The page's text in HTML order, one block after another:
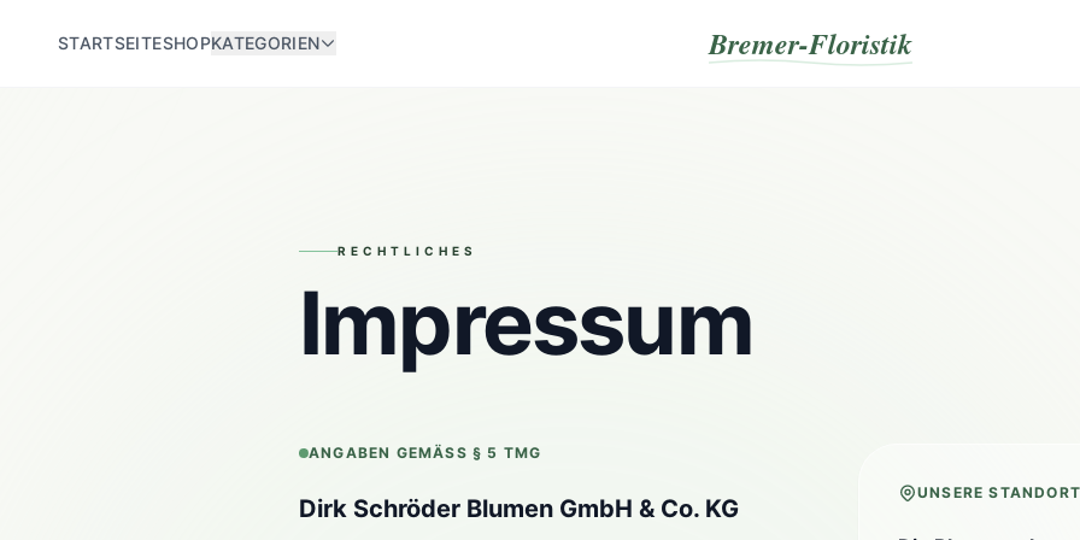
STARTSEITESHOPKATEGORIEN Bremer-Floristik
RECHTLICHES
Impressum
ANGABEN GEMÄSS § 5 TMG
Dirk Schröder Blumen GmbH & Co. KG
UNSERE